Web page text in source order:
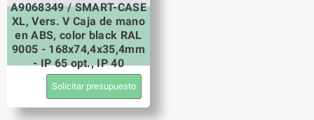
A9068349 / SMART-CASE
XL, Vers. V Caja de mano
en ABS, color black RAL
9005 - 168x74,4x35,4mm
- IP 65 opt., IP 40
Solicitar presupuesto